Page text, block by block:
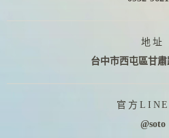
地址
台中市西屯區甘肅
官方
@soto